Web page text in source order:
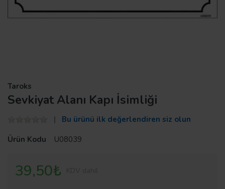
Taroks
Sevkiyat Alanı Kapı İsimliği
Bu ürünü ilk değerlendiren siz olun
Ürün Kodu
U08039
39,50₺